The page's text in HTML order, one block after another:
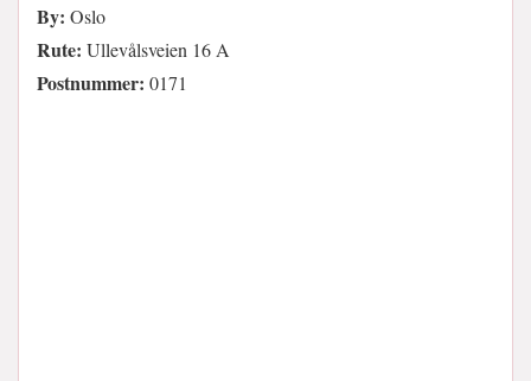
By: Oslo
Rute: Ullevålsveien 16 A
Postnummer: 0171